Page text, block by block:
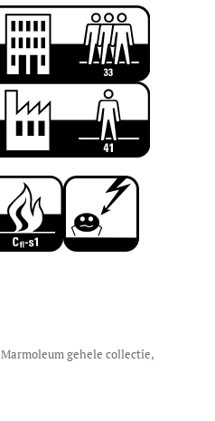
Marmoleum gehele collectie,